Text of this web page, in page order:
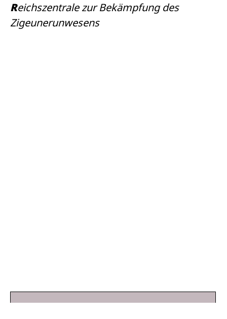
Reichszentrale zur Bekämpfung des
Zigeunerunwesens